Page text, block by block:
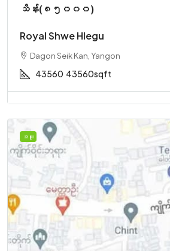
သိန်း(၈၅၀၀၀)
Royal Shwe Hlegu
Dagon Seik Kan, Yangon
43560 43560sqft
အထူး